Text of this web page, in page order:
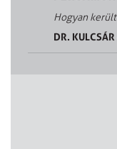
Hogyan
DR. KULCSÁR